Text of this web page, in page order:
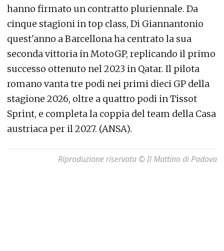
hanno firmato un contratto pluriennale. Da
cinque stagioni in top class, Di Giannantonio
quest'anno a Barcellona ha centrato la sua
seconda vittoria in MotoGP, replicando il primo
successo ottenuto nel 2023 in Qatar. Il pilota
romano vanta tre podi nei primi dieci GP della
stagione 2026, oltre a quattro podi in Tissot
Sprint, e completa la coppia del team della Casa
austriaca per il 2027. (ANSA).
Riproduzione riservata © Il Mattino di Padova